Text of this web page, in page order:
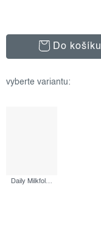
Do košíku
Daily Milkfoliant, 13 g